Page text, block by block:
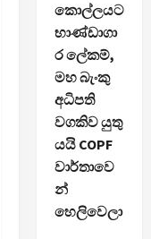
කොල්ලයට
භාණ්ඩාගා
ර ලේකම්,
මහ බැංකු
අධිපති
වගකිව යුතු
යයි COPF
වාර්තාවෙ
න්
හෙලිවෙලා